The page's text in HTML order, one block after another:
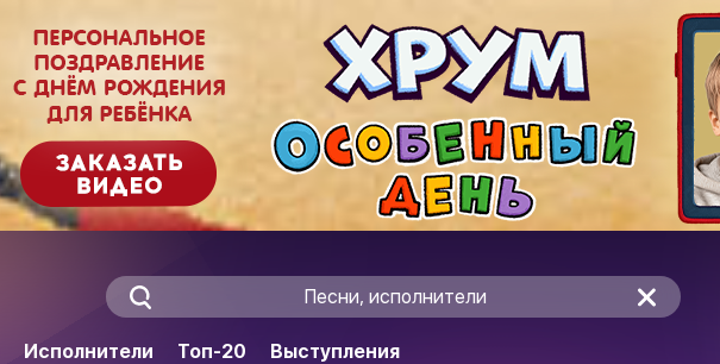
Исполнители Топ-20 Выступления
Песни, исполнители